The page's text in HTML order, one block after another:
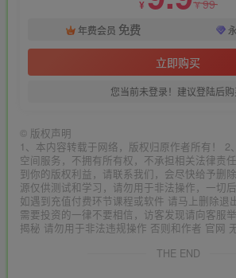
¥ ¥99
年费会员 免费
立即购买
您当前未登录！建议登陆后
© 版权声明
1、本内容转载于网络，版权归原作者所有！ 2
空间服务，不拥有所有权，不承担相关法律责
到你的版权利益，请联系我们，会尽快给予删
源仅供测试和学习，请勿用于非法操作，一切
如遇到充值付费环节课程或软件 请马上删除退
需要投资的一律不要相信，访客发现请向客服
揭秘 请勿用于非法违规操作 否则和作者 官网
THE END